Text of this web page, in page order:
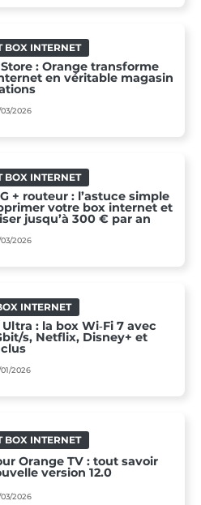
BOX INTERNET
: Orange transforme
en véritable magasin
2026
BOX INTERNET
+ routeur : l’astuce simple
votre box internet et
jusqu’à 300 € par an
2026
INTERNET
: la box Wi‑Fi 7 avec
s, Netflix, Disney+ et
2026
BOX INTERNET
Orange TV : tout savoir
version 12.0
2026